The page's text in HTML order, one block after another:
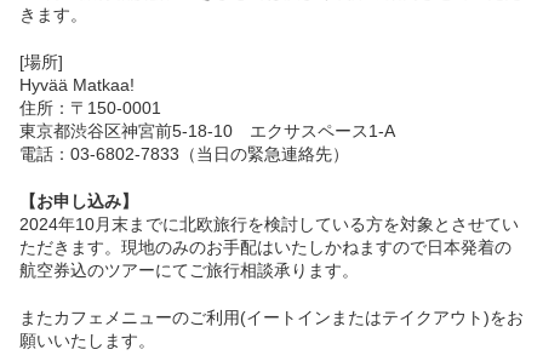
きます。
[場所]
Hyvää Matkaa!
住所：〒150-0001
東京都渋谷区神宮前5-18-10 エクサスペース1-A
電話：03-6802-7833（当日の緊急連絡先）
【お申し込み】
2024年10月末までに北欧旅行を検討している方を対象とさせてい
ただきます。 現地のみのお手配はいたしかねますので日本発着の
航空券込のツアーにてご旅行相談承ります。
またカフェメニューのご利用(イートインまたはテイクアウト)をお
願いいたします。